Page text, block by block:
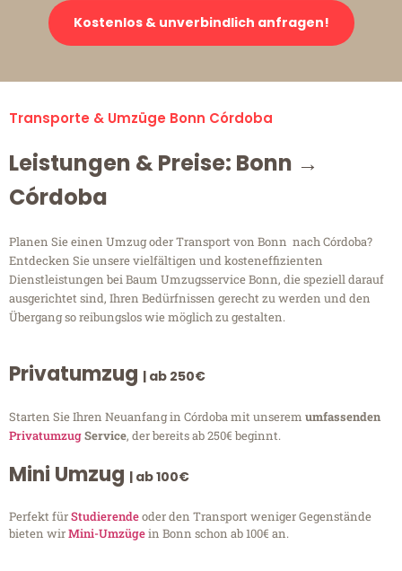
Kostenlos & unverbindlich anfragen!
Transporte & Umzüge Bonn Córdoba
Leistungen & Preise: Bonn →
Córdoba
Planen Sie einen Umzug oder Transport von Bonn nach Córdoba?
Entdecken Sie unsere vielfältigen und kosteneffizienten
Dienstleistungen bei Baum Umzugsservice Bonn, die speziell darauf
ausgerichtet sind, Ihren Bedürfnissen gerecht zu werden und den
Übergang so reibungslos wie möglich zu gestalten.
Privatumzug | ab 250€
Starten Sie Ihren Neuanfang in Córdoba mit unserem umfassenden
PrivatumzugService, der bereits ab 250€ beginnt.
Mini Umzug | ab 100€
Perfekt fürStudierendeoder den Transport weniger Gegenstände
bieten wirMini-Umzügein Bonn schon ab 100€ an.